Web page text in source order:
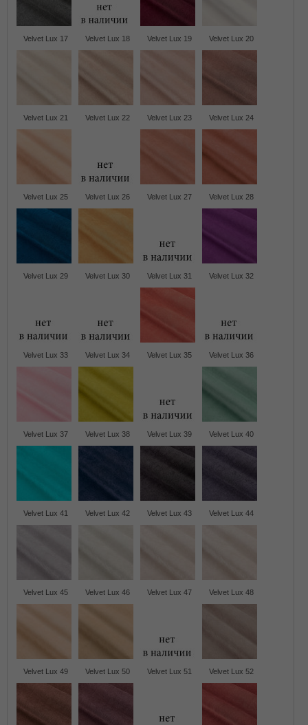
Velvet Lux 17 Velvet Lux 18 Velvet Lux 19 Velvet Lux 20
Velvet Lux 21 Velvet Lux 22 Velvet Lux 23 Velvet Lux 24
Velvet Lux 25 Velvet Lux 26 Velvet Lux 27 Velvet Lux 28
Velvet Lux 29 Velvet Lux 30 Velvet Lux 31 Velvet Lux 32
Velvet Lux 33 Velvet Lux 34 Velvet Lux 35 Velvet Lux 36
Velvet Lux 37 Velvet Lux 38 Velvet Lux 39 Velvet Lux 40
Velvet Lux 41 Velvet Lux 42 Velvet Lux 43 Velvet Lux 44
Velvet Lux 45 Velvet Lux 46 Velvet Lux 47 Velvet Lux 48
Velvet Lux 49 Velvet Lux 50 Velvet Lux 51 Velvet Lux 52